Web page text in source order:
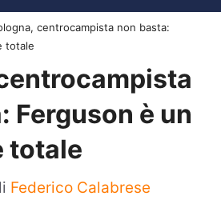
centrocampista non basta:
totale
Ferguson è un
totale
Federico Calabrese